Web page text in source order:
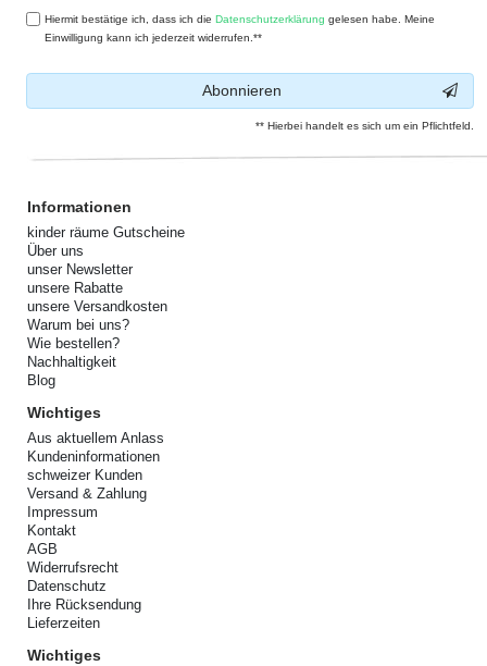
Hiermit bestätige ich, dass ich dieDaten­schutz­erklärung gelesen habe. Meine
Einwilligung kann ich jederzeit widerrufen.**
Abonnieren
** Hierbei handelt es sich um ein Pflichtfeld.
Informationen
kinder räume Gutscheine
Über uns
unser Newsletter
unsere Rabatte
unsere Versandkosten
Warum bei uns?
Wie bestellen?
Nachhaltigkeit
Blog
Wichtiges
Aus aktuellem Anlass
Kundeninformationen
schweizer Kunden
Versand & Zahlung
Impressum
Kontakt
AGB
Widerrufsrecht
Datenschutz
Ihre Rücksendung
Lieferzeiten
Wichtiges